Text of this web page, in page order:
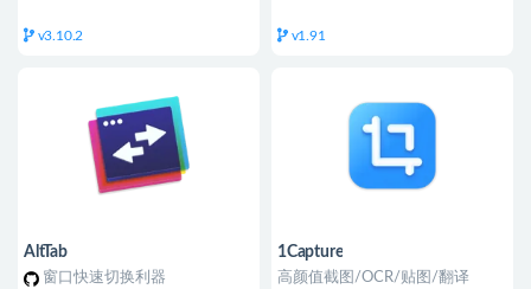
v3.10.2 v1.91
AltTab
窗口快速切换利器
1Capture
高颜值截图/OCR/贴图/翻译